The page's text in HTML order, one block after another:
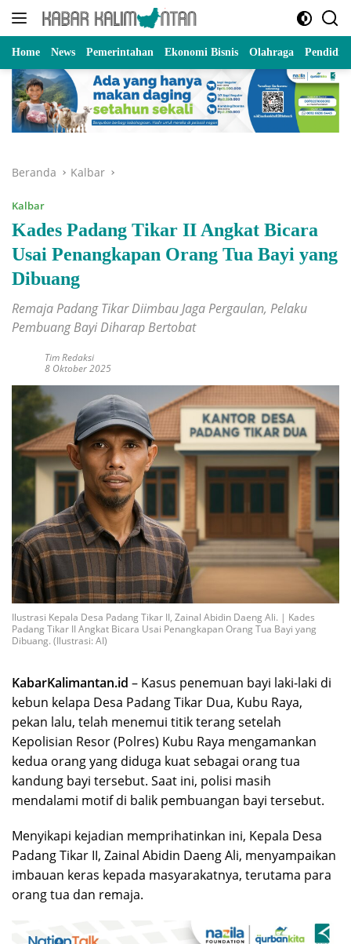
Langsung
Home News Pemerintahan Ekonomi Bisnis Olahraga
Beranda Kalbar
Kalbar
Kades Padang Tikar II Angkat Bicara
Usai Penangkapan Orang Tua Bayi yang
Dibuang
Remaja Padang Tikar Diimbau Jaga Pergaulan, Pelaku
Pembuang Bayi Diharap Bertobat
Tim Redaksi
8 Oktober 2025
Ilustrasi Kepala Desa Padang Tikar II, Zainal Abidin Daeng Ali. | Kades
Padang Tikar II Angkat Bicara Usai Penangkapan Orang Tua Bayi yang
Dibuang. (Ilustrasi: AI)
KabarKalimantan.id – Kasus penemuan bayi laki-laki di
kebun kelapa Desa Padang Tikar Dua, Kubu Raya,
pekan lalu, telah menemui titik terang setelah
Kepolisian Resor (Polres) Kubu Raya mengamankan
kedua orang yang diduga kuat sebagai orang tua
kandung bayi tersebut. Saat ini, polisi masih
mendalami motif di balik pembuangan bayi tersebut.
Menyikapi kejadian memprihatinkan ini, Kepala Desa
Padang Tikar II, Zainal Abidin Daeng Ali, menyampaikan
imbauan keras kepada masyarakatnya, terutama para
orang tua dan remaja.